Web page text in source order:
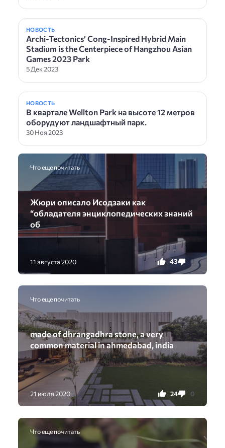
НОВОСТЬ
Archi-Tectonics’ Cong-Inspired Hybrid Main
Stadium is the Centerpiece of Hangzhou Asian
Games 2023 Park
5 Дек 2023
НОВОСТЬ
В квартале Wellton Park на высоте 12 метров
оборудуют ландшафтный парк.
30 Ноя 2023
Что еще почитать
Жюри описало Исодзаки как
“обладателя энциклопедических знаний
об
11 августа 2020 43 0
Что еще почитать
made of dhrangadhra stone, a very
common material in ahmedabad, india
21 июля 2020 24 0
Что еще почитать